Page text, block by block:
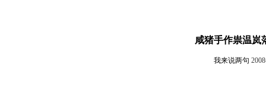
咸猪手作祟温岚
我来说两句